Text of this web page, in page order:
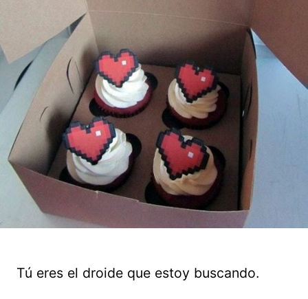
Tú eres el droide que estoy buscando.